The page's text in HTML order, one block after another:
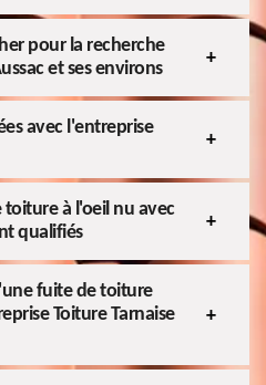
pour la recherche
et ses environs
avec l'entreprise
à l'oeil nu avec
qualifiés
fuite de toiture
Toiture Tarnaise